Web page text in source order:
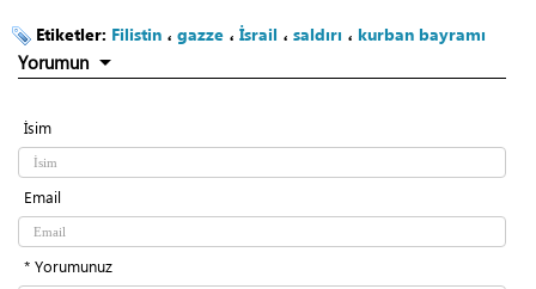
Etiketler: Filistin ، gazze ، İsrail ، saldırı ، kurban bayramı
Yorumun
İsim
Email
* Yorumunuz